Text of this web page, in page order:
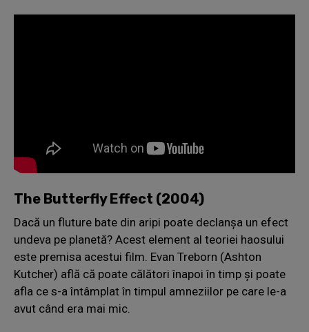
The Butterfly Effect (2004)
Dacă un fluture bate din aripi poate declanșa un efect
undeva pe planetă? Acest element al teoriei haosului
este premisa acestui film. Evan Treborn (Ashton
Kutcher) află că poate călători înapoi în timp și poate
afla ce s-a întâmplat în timpul amneziilor pe care le-a
avut când era mai mic.